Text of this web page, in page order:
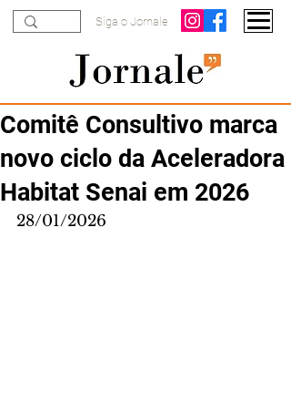
Siga o Jornale
Comitê Consultivo marca
novo ciclo da Aceleradora
Habitat Senai em 2026
28/01/2026